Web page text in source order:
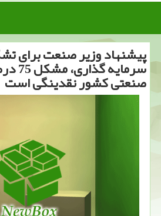
پیشنهاد وزیر صنعت برای
صنعتی كشور نقدینگی است